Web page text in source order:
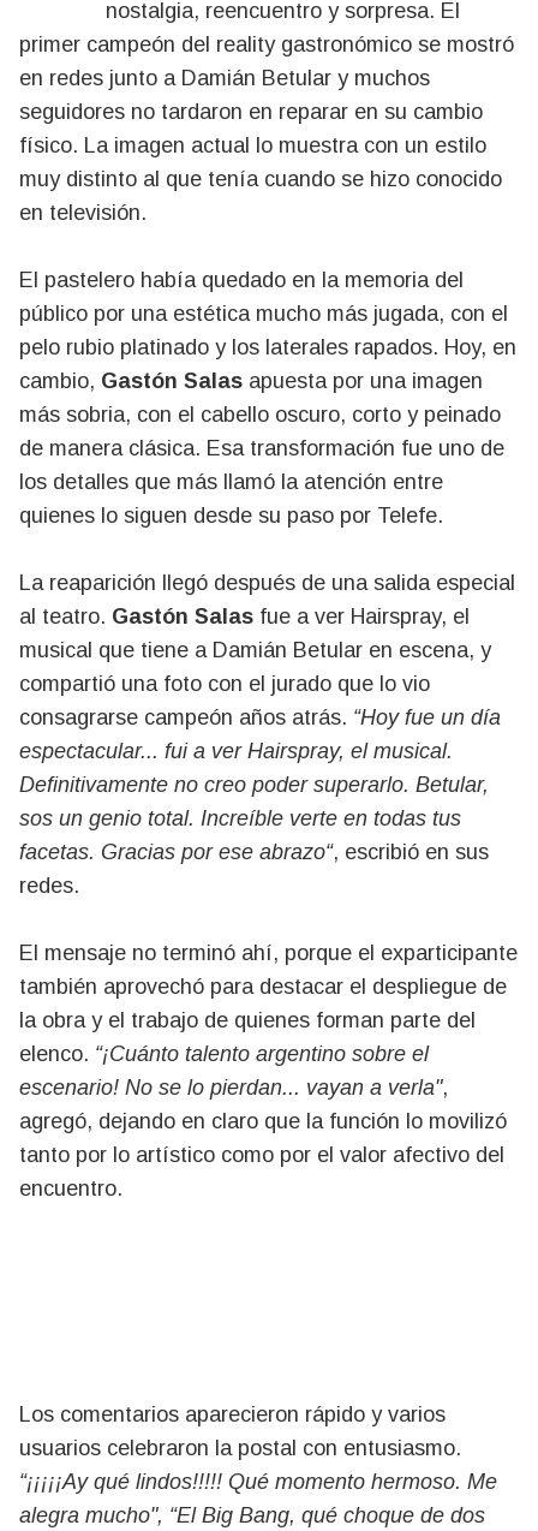
nostalgia, reencuentro y sorpresa. El
primer campeón del reality gastronómico se mostró
en redes junto a Damián Betular y muchos
seguidores no tardaron en reparar en su cambio
físico. La imagen actual lo muestra con un estilo
muy distinto al que tenía cuando se hizo conocido
en televisión.
El pastelero había quedado en la memoria del
público por una estética mucho más jugada, con el
pelo rubio platinado y los laterales rapados. Hoy, en
cambio, Gastón Salas apuesta por una imagen
más sobria, con el cabello oscuro, corto y peinado
de manera clásica. Esa transformación fue uno de
los detalles que más llamó la atención entre
quienes lo siguen desde su paso por Telefe.
La reaparición llegó después de una salida especial
al teatro. Gastón Salas fue a ver Hairspray, el
musical que tiene a Damián Betular en escena, y
compartió una foto con el jurado que lo vio
consagrarse campeón años atrás. “Hoy fue un día
espectacular... fui a ver Hairspray, el musical.
Definitivamente no creo poder superarlo. Betular,
sos un genio total. Increíble verte en todas tus
facetas. Gracias por ese abrazo“, escribió en sus
redes.
El mensaje no terminó ahí, porque el exparticipante
también aprovechó para destacar el despliegue de
la obra y el trabajo de quienes forman parte del
elenco. “¡Cuánto talento argentino sobre el
escenario! No se lo pierdan... vayan a verla",
agregó, dejando en claro que la función lo movilizó
tanto por lo artístico como por el valor afectivo del
encuentro.
Los comentarios aparecieron rápido y varios
usuarios celebraron la postal con entusiasmo.
“¡¡¡¡¡Ay qué lindos!!!!! Qué momento hermoso. Me
alegra mucho", “El Big Bang, qué choque de dos